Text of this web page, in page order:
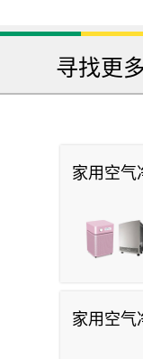
寻找更
家用空气
家用空气